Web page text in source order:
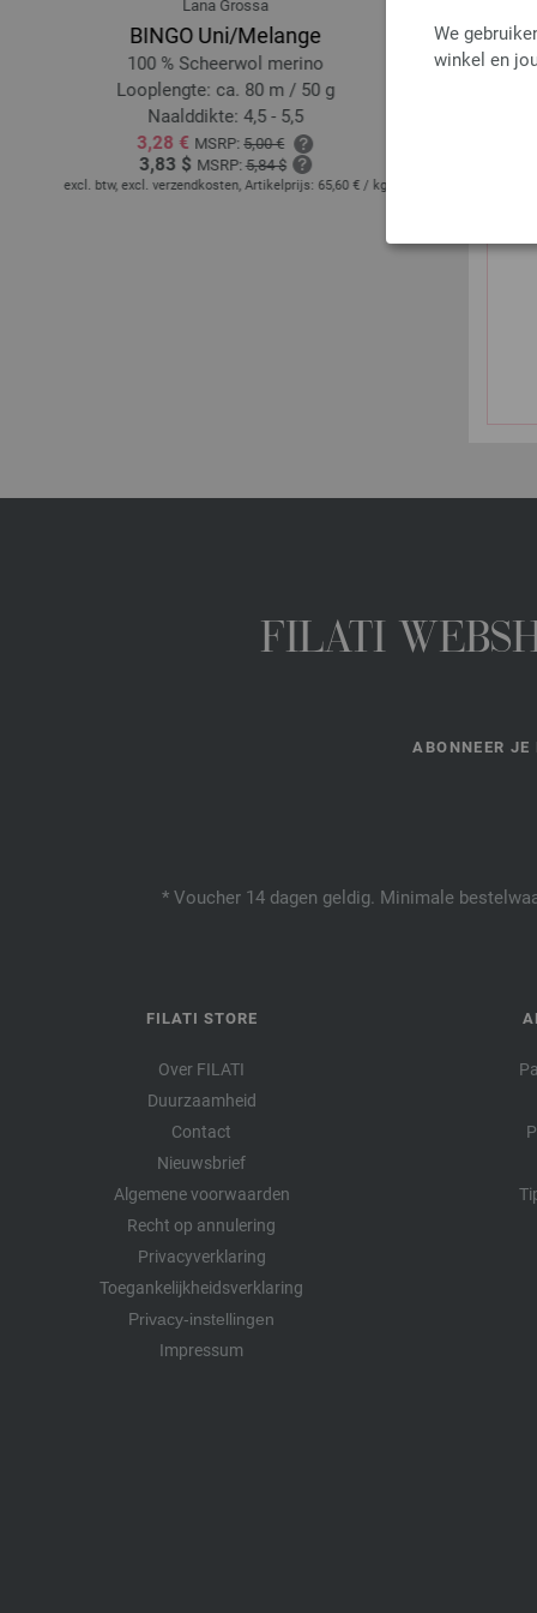
We
winkel en
Lana Grossa
BINGO Uni/Melange
100 % Scheerwol merino
Looplengte: ca. 80 m / 50 g
Naalddikte: 4,5 - 5,5
3,28 €MSRP:5,00 €
3,83 $MSRP:5,84 $
excl. btw, excl. verzendkosten, Artikelprijs:65,60 € / kg
FILATI
ABONNEER
* Voucher 14 dagen geldig. Minimale
FILATI STORE
Over FILATI
Duurzaamheid
Contact
Nieuwsbrief
Algemene voorwaarden
Recht op annulering
Privacyverklaring
Toegankelijkheidsverklaring
Privacy-instellingen
Impressum